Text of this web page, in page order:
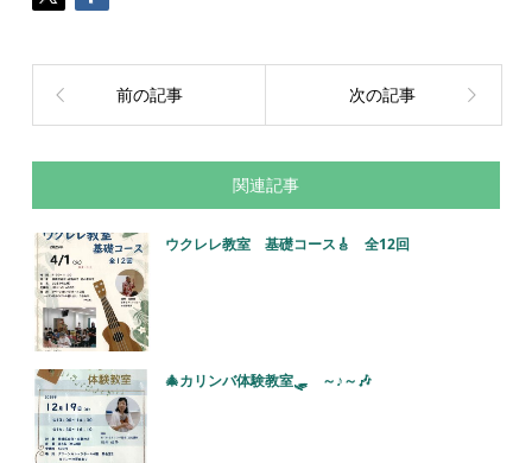
前の記事 次の記事
関連記事
ウクレレ教室 基礎コース🎸 全12回
🎄カリンバ体験教室🛷 ～♪～🎶